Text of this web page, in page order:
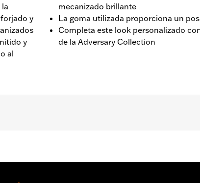
y
y
al
mecanizado brillante
La goma utilizada proporciona un
Completa este look personalizado
de la Adversary Collection